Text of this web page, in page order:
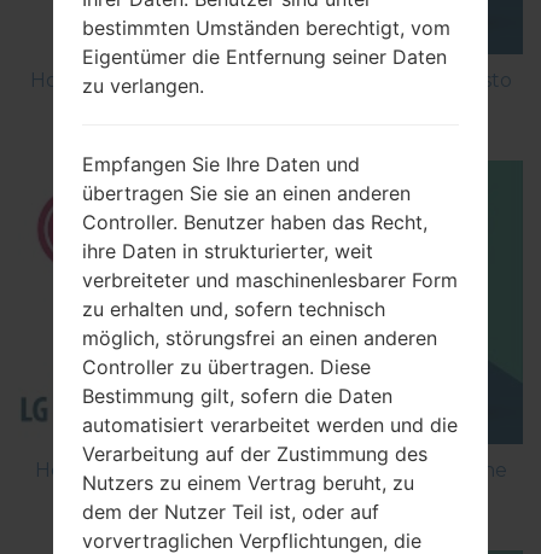
How to Factory Reset through menu on LG Aristo
How to Flash Stock Firmware on LG Smartphone
using LG Flash Tool 2014?
bestimmten Umständen berechtigt, vom
Eigentümer die Entfernung seiner Daten
zu verlangen.
Empfangen Sie Ihre Daten und
übertragen Sie sie an einen anderen
Controller. Benutzer haben das Recht,
ihre Daten in strukturierter, weit
verbreiteter und maschinenlesbarer Form
zu erhalten und, sofern technisch
möglich, störungsfrei an einen anderen
Controller zu übertragen. Diese
Bestimmung gilt, sofern die Daten
automatisiert verarbeitet werden und die
Verarbeitung auf der Zustimmung des
Nutzers zu einem Vertrag beruht, zu
dem der Nutzer Teil ist, oder auf
vorvertraglichen Verpflichtungen, die